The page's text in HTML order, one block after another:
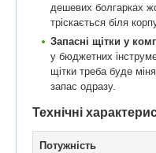
дешевих болгарках
тріскається біля
Запасні щітки у
у бюджетних
щітки треба буде
запас одразу.
Технічні
Потужність